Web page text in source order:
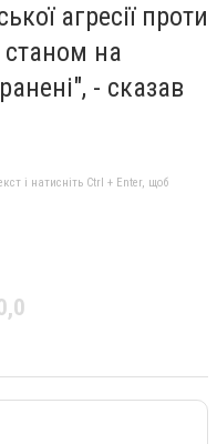
агресії проти
станом на
- сказав
і натисніть Ctrl + Enter, щоб